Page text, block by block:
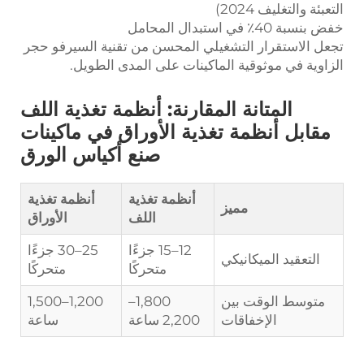
التعبئة والتغليف 2024)
خفض بنسبة 40٪ في استبدال المحامل
تجعل الاستقرار التشغيلي المحسن من تقنية السيرفو حجر
الزاوية في موثوقية الماكينات على المدى الطويل.
المتانة المقارنة: أنظمة تغذية اللف
مقابل أنظمة تغذية الأوراق في ماكينات
صنع أكياس الورق
مميز
أنظمة تغذية
اللف
أنظمة تغذية
الأوراق
التعقيد الميكانيكي
12–15 جزءًا
متحركًا
25–30 جزءًا
متحركًا
متوسط الوقت بين
الإخفاقات
1,800–
2,200 ساعة
1,200–1,500
ساعة